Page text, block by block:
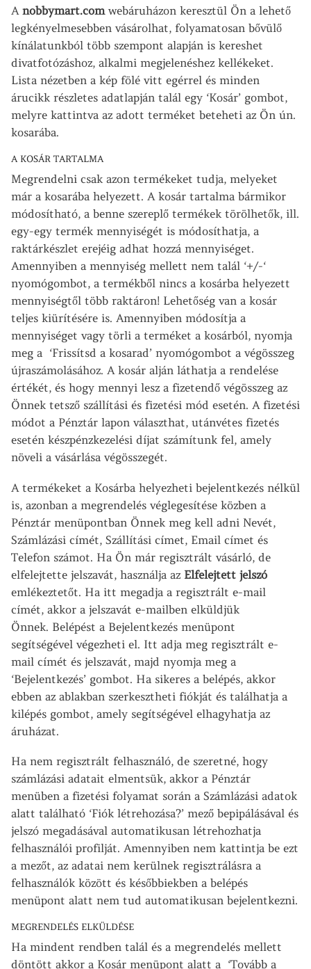
A nobbymart.comwebáruházon keresztül Ön a lehető
legkényelmesebben vásárolhat, folyamatosan bővülő
kínálatunkból több szempont alapján is kereshet
divatfotózáshoz, alkalmi megjelenéshez kellékeket.
Lista nézetben a kép fölé vitt egérrel és minden
árucikk részletes adatlapján talál egy ‘Kosár’ gombot,
melyre kattintva az adott terméket beteheti az Ön ún.
kosarába.
A KOSÁR TARTALMA
Megrendelni csak azon termékeket tudja, melyeket
már a kosarába helyezett. A kosár tartalma bármikor
módosítható, a benne szereplő termékek törölhetők, ill.
egy-egy termék mennyiségét is módosíthatja, a
raktárkészlet erejéig adhat hozzá mennyiséget.
Amennyiben a mennyiség mellett nem talál ‘+/-‘
nyomógombot, a termékből nincs a kosárba helyezett
mennyiségtől több raktáron! Lehetőség van a kosár
teljes kiürítésére is. Amennyiben módosítja a
mennyiséget vagy törli a terméket a kosárból, nyomja
meg a ‘Frissítsd a kosarad’ nyomógombot a végösszeg
újraszámolásához. A kosár alján láthatja a rendelése
értékét, és hogy mennyi lesz a fizetendő végösszeg az
Önnek tetsző szállítási és fizetési mód esetén. A fizetési
módot a Pénztár lapon választhat, utánvétes fizetés
esetén készpénzkezelési díjat számítunk fel, amely
növeli a vásárlása végösszegét.
A termékeket a Kosárba helyezheti bejelentkezés nélkül
is, azonban a megrendelés véglegesítése közben a
Pénztár menüpontban Önnek meg kell adni Nevét,
Számlázási címét, Szállítási címet, Email címet és
Telefon számot. Ha Ön már regisztrált vásárló, de
elfelejtette jelszavát, használja az Elfelejtett jelszó
emlékeztetőt. Ha itt megadja a regisztrált e-mail
címét, akkor a jelszavát e-mailben elküldjük
Önnek. Belépést a Bejelentkezés menüpont
segítségével végezheti el. Itt adja meg regisztrált e-
mail címét és jelszavát, majd nyomja meg a
‘Bejelentkezés’ gombot. Ha sikeres a belépés, akkor
ebben az ablakban szerkesztheti fiókját és találhatja a
kilépés gombot, amely segítségével elhagyhatja az
áruházat.
Ha nem regisztrált felhasználó, de szeretné, hogy
számlázási adatait elmentsük, akkor a Pénztár
menüben a fizetési folyamat során a Számlázási adatok
alatt található ‘Fiók létrehozása?’ mező bepipálásával és
jelszó megadásával automatikusan létrehozhatja
felhasználói profilját. Amennyiben nem kattintja be ezt
a mezőt, az adatai nem kerülnek regisztrálásra a
felhasználók között és későbbiekben a belépés
menüpont alatt nem tud automatikusan bejelentkezni.
MEGRENDELÉS ELKÜLDÉSE
Ha mindent rendben talál és a megrendelés mellett
döntött akkor a Kosár menüpont alatt a ‘Tovább a